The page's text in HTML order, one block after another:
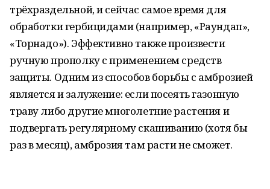
трёхраздельной, и сейчас самое время для
обработки гербицидами (например, «Раундап»,
«Торнадо»). Эффективно также произвести
ручную прополку с применением средств
защиты. Одним из способов борьбы с амброзией
является и залужение: если посеять газонную
траву либо другие многолетние растения и
подвергать регулярному скашиванию (хотя бы
раз в месяц), амброзия там расти не сможет.